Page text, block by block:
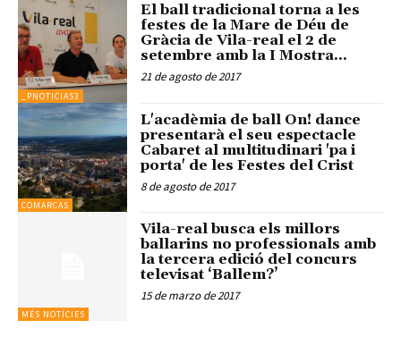
_PNOTICIAS3
El ball tradicional torna a les
festes de la Mare de Déu de
Gràcia de Vila-real el 2 de
setembre amb la I Mostra...
21 de agosto de 2017
COMARCAS
L'acadèmia de ball On! dance
presentarà el seu espectacle
Cabaret al multitudinari 'pa i
porta' de les Festes del Crist
8 de agosto de 2017
MÉS NOTÍCIES
Vila-real busca els millors
ballarins no professionals amb
la tercera edició del concurs
televisat ‘Ballem?’
15 de marzo de 2017